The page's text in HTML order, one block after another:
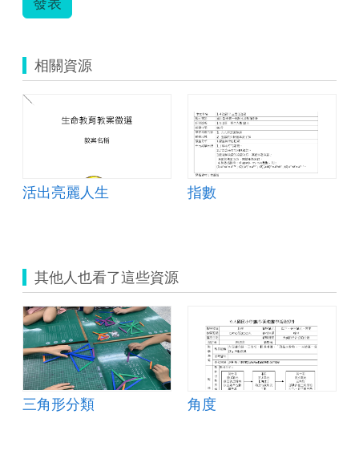
相關資源
活出亮麗人生 指數
其他人也看了這些資源
三角形分類
角度